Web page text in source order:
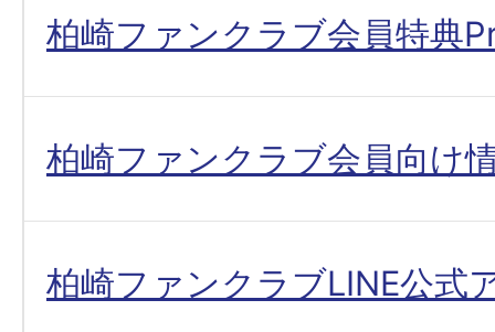
柏崎ファンクラブ会員特典
柏崎ファンクラブ会員向け
柏崎ファンクラブLINE公式